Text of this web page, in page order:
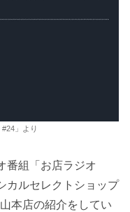
」より
番組「お店ラジオ
カルセレクトショップ
本店の紹介をしてい